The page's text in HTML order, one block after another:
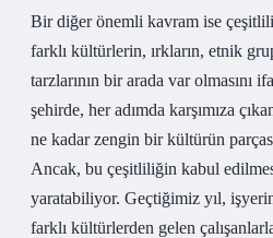
Bir diğer önemli kavram ise
farklı kültürlerin, ırkların, etnik
tarzlarının bir arada var olmasını
şehirde, her adımda karşımıza
ne kadar zengin bir kültürün
Ancak, bu çeşitliliğin kabul
yaratabiliyor. Geçtiğimiz yıl,
farklı kültürlerden gelen